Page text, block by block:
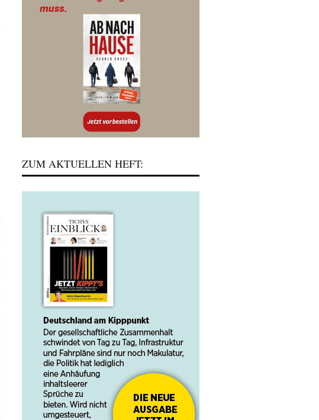
ZUM AKTUELLEN HEFT: